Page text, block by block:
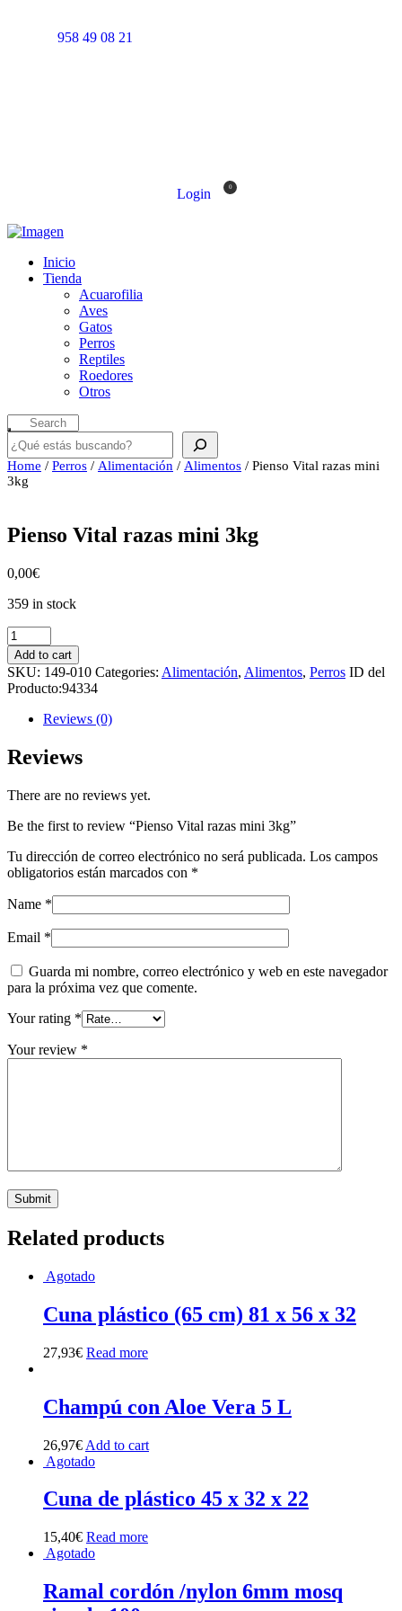
958 49 08 21
Login 0
Inicio
Tienda
Acuarofilia
Aves
Gatos
Perros
Reptiles
Roedores
Otros
Buscar
Home / Perros / Alimentación / Alimentos / Pienso Vital razas mini
3kg
Pienso Vital razas mini 3kg
0,00€
359 in stock
Pienso
Vital
razas
mini
3kg
quantity
Add to cart
SKU: 149-010 Categories: Alimentación, Alimentos, Perros ID del
Producto:94334
Reviews (0)
Reviews
There are no reviews yet.
Be the first to review “Pienso Vital razas mini 3kg”
Tu dirección de correo electrónico no será publicada. Los campos
obligatorios están marcados con *
Name *
Email *
Guarda mi nombre, correo electrónico y web en este navegador
para la próxima vez que comente.
Your rating *
Your review *
Related products
Agotado
Cuna plástico (65 cm) 81 x 56 x 32
27,93€ Read more
Champú con Aloe Vera 5 L
26,97€ Add to cart
Agotado
Cuna de plástico 45 x 32 x 22
15,40€ Read more
Agotado
Ramal cordón /nylon 6mm mosq